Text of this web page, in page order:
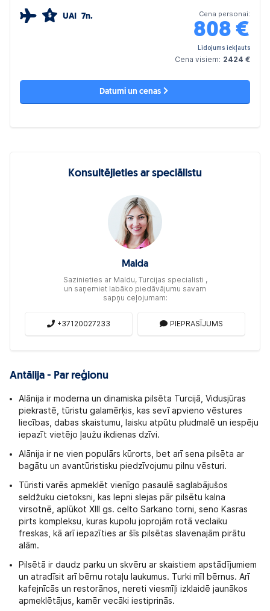
5 UAI 7n. Cena personai:
808 €
Lidojums iekļauts
Cena visiem: 2424 €
Datumi un cenas
Konsultējieties ar speciālistu
Malda
Sazinieties ar Maldu, Turcijas specialisti ,
un saņemiet labāko piedāvājumu savam
sapņu ceļojumam:
+37120027233 PIEPRASĪJUMS
Antālija - Par reģionu
Alānija ir moderna un dinamiska pilsēta Turcijā, Vidusjūras
piekrastē, tūristu galamērķis, kas sevī apvieno vēstures
liecības, dabas skaistumu, laisku atpūtu pludmalē un iespēju
iepazīt vietējo ļaužu ikdienas dzīvi.
Alānija ir ne vien populārs kūrorts, bet arī sena pilsēta ar
bagātu un avantūristisku piedzīvojumu pilnu vēsturi.
Tūristi varēs apmeklēt vienīgo pasaulē saglabājušos
seldžuku cietoksni, kas lepni slejas pār pilsētu kalna
virsotnē, aplūkot XIII gs. celto Sarkano torni, seno Kasras
pirts kompleksu, kuras kupolu joprojām rotā veclaiku
freskas, kā arī iepazīties ar šīs pilsētas slavenajām pirātu
alām.
Pilsētā ir daudz parku un skvēru ar skaistiem apstādījumiem
un atradīsit arī bērnu rotaļu laukumus. Turki mīl bērnus. Arī
kafejnīcās un restorānos, nereti viesmīļi izklaidē jaunākos
apmeklētājus, kamēr vecāki iestiprinās.